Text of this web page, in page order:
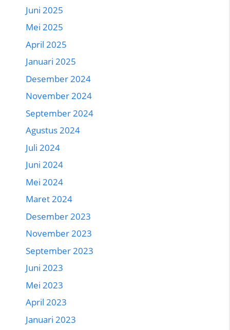
Juni 2025
Mei 2025
April 2025
Januari 2025
Desember 2024
November 2024
September 2024
Agustus 2024
Juli 2024
Juni 2024
Mei 2024
Maret 2024
Desember 2023
November 2023
September 2023
Juni 2023
Mei 2023
April 2023
Januari 2023